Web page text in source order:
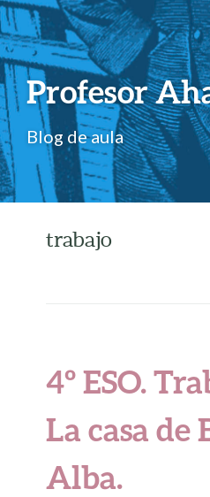
Profesor
Blog de aula
trabajo
4º ESO.
La casa de
Alba.